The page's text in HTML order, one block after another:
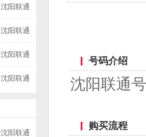
沈阳联通
沈阳联通
沈阳联通
沈阳联通
沈阳联通
号码介绍
沈阳联通
购买流程